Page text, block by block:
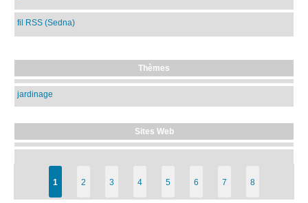
fil RSS (Sedna)
Thèmes
jardinage
Sites Web
1 2 3 4 5 6 7 8